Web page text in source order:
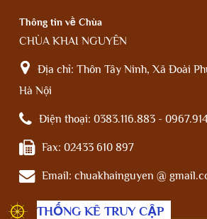
Thông tin về Chùa
CHÙA KHAI NGUYÊN
Địa chỉ: Thôn Tây Ninh, Xã Đoài
Hà Nội
Điện thoại: 0383.116.883 -
Fax: 02433 610 897
Email: chuakhainguyen @
THỐNG KÊ TRUY CẬP